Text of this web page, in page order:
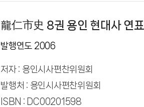
龍仁市史 8권 용인 현대사 연표
발행연도 2006
저자 : 용인시사편찬위원회
발행처 : 용인시사편찬위원회
ISBN : DC00201598